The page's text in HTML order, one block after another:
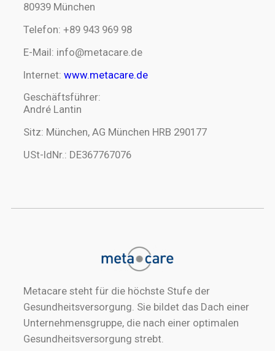
80939 München
Telefon: +89 943 969 98
E-Mail: info@metacare.de
Internet: www.metacare.de
Geschäftsführer:
André Lantin
Sitz: München, AG München HRB 290177
USt-IdNr.: DE367767076
Metacare steht für die höchste Stufe der
Gesundheitsversorgung. Sie bildet das Dach einer
Unternehmensgruppe, die nach einer optimalen
Gesundheitsversorgung strebt.